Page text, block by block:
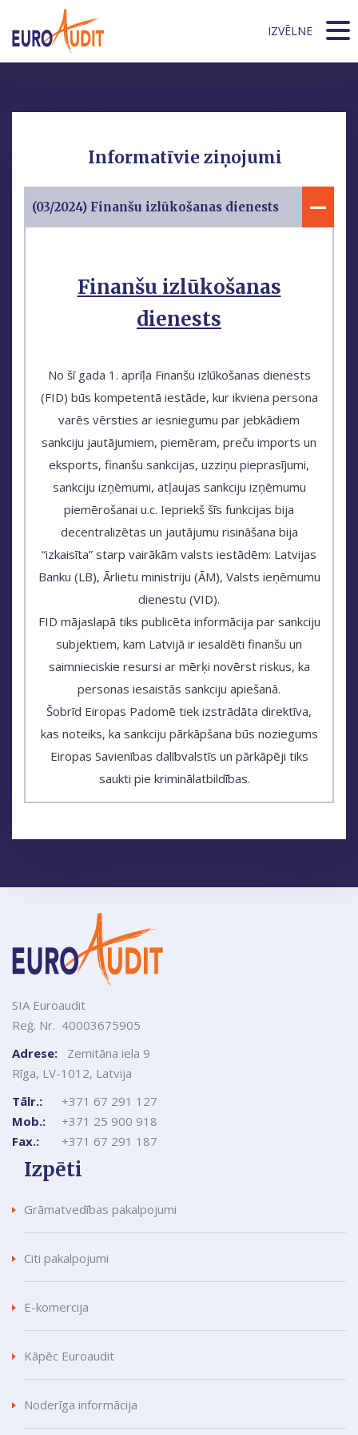
IZVĒLNE
Informatīvie ziņojumi
(03/2024) Finanšu izlūkošanas dienests
Finanšu izlūkošanas
dienests
No šī gada 1. aprīļa Finanšu izlūkošanas dienests
(FID) būs kompetentā iestāde, kur ikviena persona
varēs vērsties ar iesniegumu par jebkādiem
sankciju jautājumiem, piemēram, preču imports un
eksports, finanšu sankcijas, uzziņu pieprasījumi,
sankciju izņēmumi, atļaujas sankciju izņēmumu
piemērošanai u.c. Iepriekš šīs funkcijas bija
decentralizētas un jautājumu risināšana bija
“izkaisīta” starp vairākām valsts iestādēm: Latvijas
Banku (LB), Ārlietu ministriju (ĀM), Valsts ieņēmumu
dienestu (VID).
FID mājaslapā tiks publicēta informācija par sankciju
subjektiem, kam Latvijā ir iesaldēti finanšu un
saimnieciskie resursi ar mērķi novērst riskus, ka
personas iesaistās sankciju apiešanā.
Šobrīd Eiropas Padomē tiek izstrādāta direktīva,
kas noteiks, ka sankciju pārkāpšana būs noziegums
Eiropas Savienības dalībvalstīs un pārkāpēji tiks
saukti pie kriminālatbildības.
SIA Euroaudit
Reģ. Nr. 40003675905
Adrese: Zemitāna iela 9
Rīga, LV-1012, Latvija
Tālr.: +371 67 291 127
Mob.: +371 25 900 918
Fax.: +371 67 291 187
Izpēti
Grāmatvedības pakalpojumi
Citi pakalpojumi
E-komercija
Kāpēc Euroaudit
Noderīga informācija